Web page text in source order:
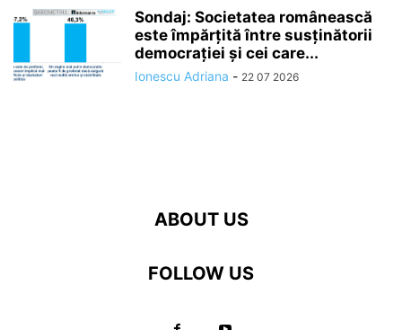
Sondaj: Societatea românească
este împărțită între susținătorii
democrației și cei care...
Ionescu Adriana - 22 07 2026
ABOUT US
FOLLOW US